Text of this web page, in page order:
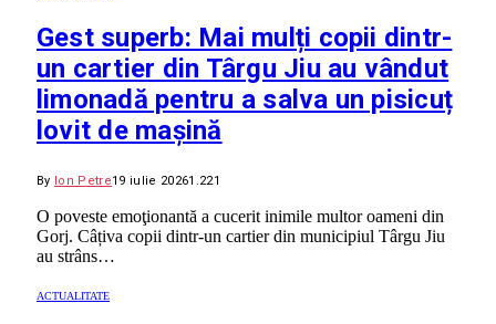
Gest superb: Mai mulți copii dintr-
un cartier din Târgu Jiu au vândut
limonadă pentru a salva un pisicuț
lovit de mașină
By Ion Petre19 iulie 20261.221
O poveste emoţionantă a cucerit inimile multor oameni din
Gorj. Câțiva copii dintr-un cartier din municipiul Târgu Jiu
au strâns…
ACTUALITATE